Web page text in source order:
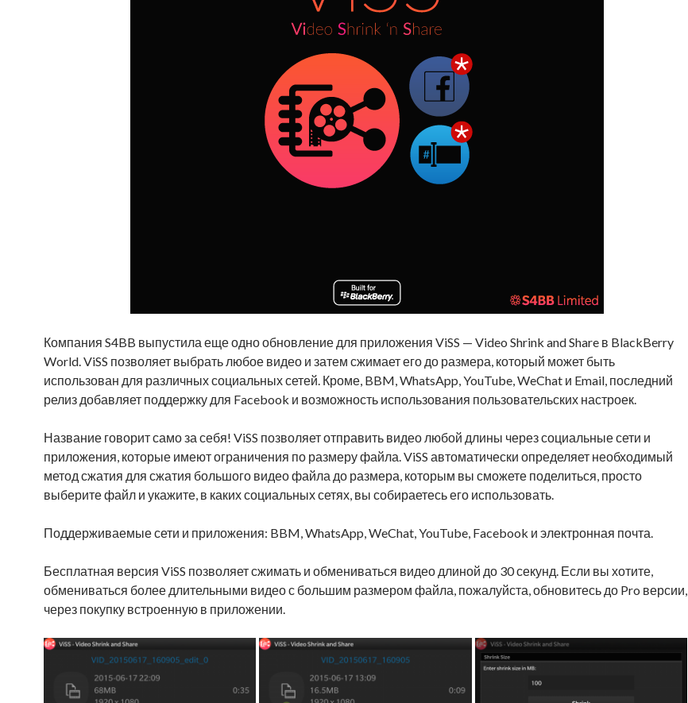
Компания S4BB выпустила еще одно обновление для приложения ViSS — Video Shrink and Share в BlackBerry
World. ViSS позволяет выбрать любое видео и затем сжимает его до размера, который может быть
использован для различных социальных сетей. Кроме, BBM, WhatsApp, YouTube, WeChat и Email, последний
релиз добавляет поддержку для Facebook и возможность использования пользовательских настроек.
Название говорит само за себя! ViSS позволяет отправить видео любой длины через социальные сети и
приложения, которые имеют ограничения по размеру файла. ViSS автоматически определяет необходимый
метод сжатия для сжатия большого видео файла до размера, которым вы сможете поделиться, просто
выберите файл и укажите, в каких социальных сетях, вы собираетесь его использовать.
Поддерживаемые сети и приложения: BBM, WhatsApp, WeChat, YouTube, Facebook и электронная почта.
Бесплатная версия ViSS позволяет сжимать и обмениваться видео длиной до 30 секунд. Если вы хотите,
обмениваться более длительными видео с большим размером файла, пожалуйста, обновитесь до Pro версии,
через покупку встроенную в приложении.